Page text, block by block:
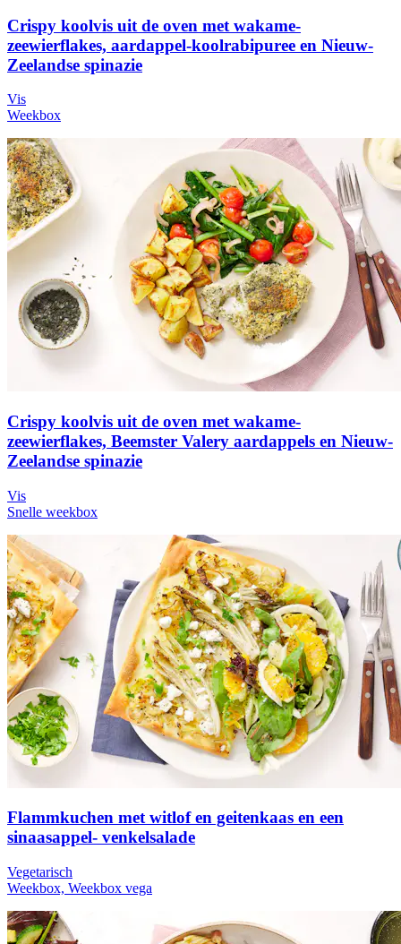
Crispy koolvis uit de oven met wakame-
zeewierflakes, aardappel-koolrabipuree en Nieuw-
Zeelandse spinazie
Vis
Weekbox
Crispy koolvis uit de oven met wakame-
zeewierflakes, Beemster Valery aardappels en Nieuw-
Zeelandse spinazie
Vis
Snelle weekbox
Flammkuchen met witlof en geitenkaas en een
sinaasappel- venkelsalade
Vegetarisch
Weekbox, Weekbox vega